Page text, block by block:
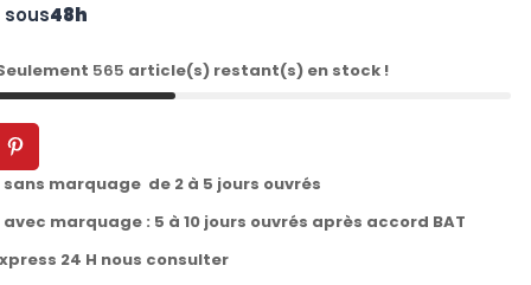
48h
565 article(s) restant(s) en stock !
marquage de 2 à 5 jours ouvrés
marquage : 5 à 10 jours ouvrés après accord BAT
24 H nous consulter